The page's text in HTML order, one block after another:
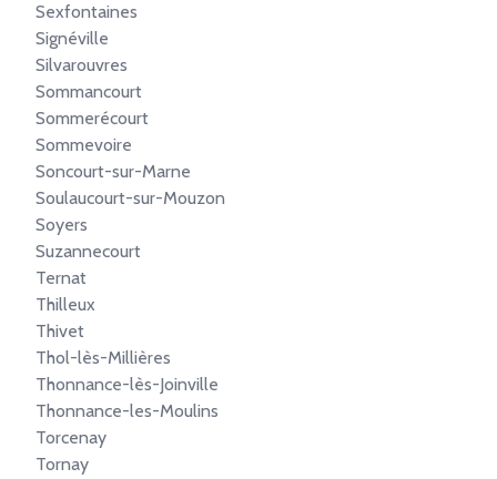
Sexfontaines
Signéville
Silvarouvres
Sommancourt
Sommerécourt
Sommevoire
Soncourt-sur-Marne
Soulaucourt-sur-Mouzon
Soyers
Suzannecourt
Ternat
Thilleux
Thivet
Thol-lès-Millières
Thonnance-lès-Joinville
Thonnance-les-Moulins
Torcenay
Tornay